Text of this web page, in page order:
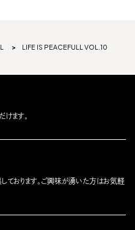
LIFE IS PEACEFULL VOL.10
けます。
ております。ご興味が湧いた方はお気軽